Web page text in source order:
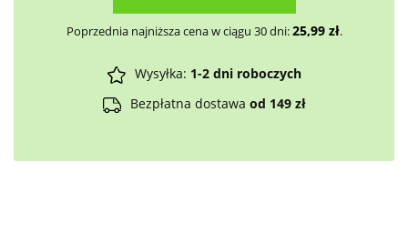
Poprzednia najniższa cena w ciągu 30 dni:25,99 zł.
Wysyłka: 1-2 dni roboczych
Bezpłatna dostawa od 149 zł